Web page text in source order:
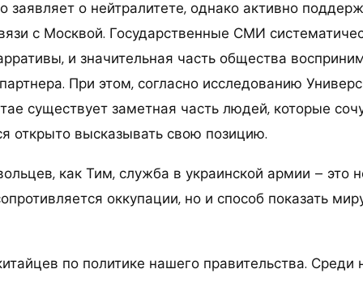
заявляет о нейтралитете, однако активно
с Москвой. Государственные СМИ
и значительная часть общества
При этом, согласно исследованию
существует заметная часть людей, которые
открыто высказывать свою позицию.
как Тим, служба в украинской армии – это
оккупации, но и способ показать
по политике нашего правительства. Среди